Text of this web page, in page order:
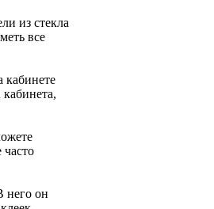
из стекла
все
кабинете
него он